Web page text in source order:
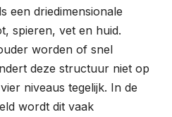
een driedimensionale
spieren, vet en huid.
worden of snel
deze structuur niet op
niveaus tegelijk. In de
wordt dit vaak